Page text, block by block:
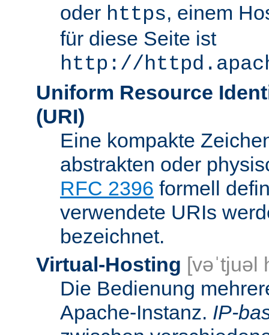
oder https, einem
für diese Seite ist
http://
Uniform Resource
(URI)
Eine kompakte
abstrakten oder
RFC 2396 formell
verwendete URIs
bezeichnet.
Virtual-Hosting [vəˈtjuəl
Die Bedienung
Apache-Instanz. IP-